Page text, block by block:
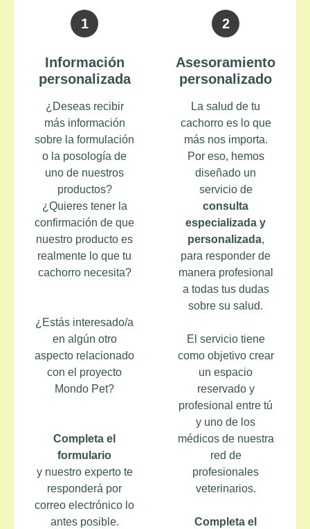
1
Información
personalizada
¿Deseas recibir
más información
sobre la formulación
o la posología de
uno de nuestros
productos?
¿Quieres tener la
confirmación de que
nuestro producto es
realmente lo que tu
cachorro necesita?
¿Estás interesado/a
en algún otro
aspecto relacionado
con el proyecto
Mondo Pet?
Completa el
formulario
y nuestro experto te
responderá por
correo electrónico lo
antes posible.
2
Asesoramiento
personalizado
La salud de tu
cachorro es lo que
más nos importa.
Por eso, hemos
diseñado un
servicio de
consulta
especializada y
personalizada,
para responder de
manera profesional
a todas tus dudas
sobre su salud.
El servicio tiene
como objetivo crear
un espacio
reservado y
profesional entre tú
y uno de los
médicos de nuestra
red de
profesionales
veterinarios.
Completa el